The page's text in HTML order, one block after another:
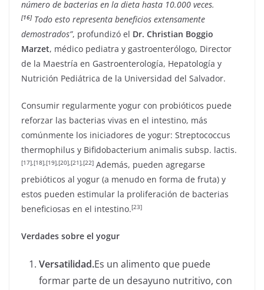
número de bacterias en la dieta hasta 10.000 veces.
[16]Todo esto representa beneficios extensamente
demostrados”, profundizó el Dr. Christian Boggio
Marzet, médico pediatra y gastroenterólogo, Director
de la Maestría en Gastroenterología, Hepatología y
Nutrición Pediátrica de la Universidad del Salvador.
Consumir regularmente yogur con probióticos puede
reforzar las bacterias vivas en el intestino, más
comúnmente los iniciadores de yogur: Streptococcus
thermophilus y Bifidobacterium animalis subsp. lactis.
[17] ,[18],[19],[20],[21],[22] Además, pueden agregarse
prebióticos al yogur (a menudo en forma de fruta) y
estos pueden estimular la proliferación de bacterias
beneficiosas en el intestino.[23]
Verdades sobre el yogur
Versatilidad.Es un alimento que puede
formar parte de un desayuno nutritivo, con